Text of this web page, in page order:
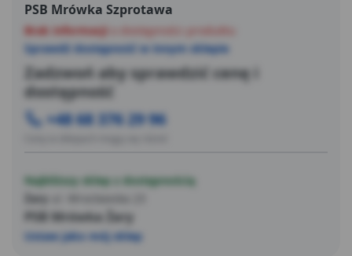
PSB Mrówka Szprotawa
Brak informacji
Sprawdź dostępność w innym sklepie
Zadzwoń aby sprawdzić cenę i
dostępność
+48 68 376 29 96
Najbliższy sklep z dostępnością
Żary
PSB Mrówka Żary
Ustaw jako mój sklep